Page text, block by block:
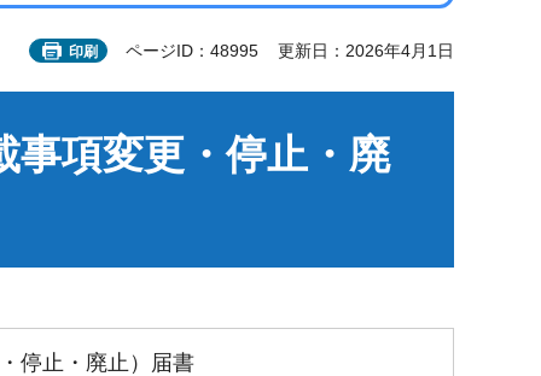
印刷 ページID：48995 更新日：2026年4月1日
事項変更・停止・廃
停止・廃止）届書